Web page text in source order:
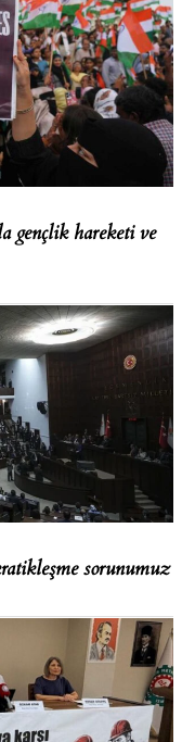
gençlik hareketi ve
sorunumuz